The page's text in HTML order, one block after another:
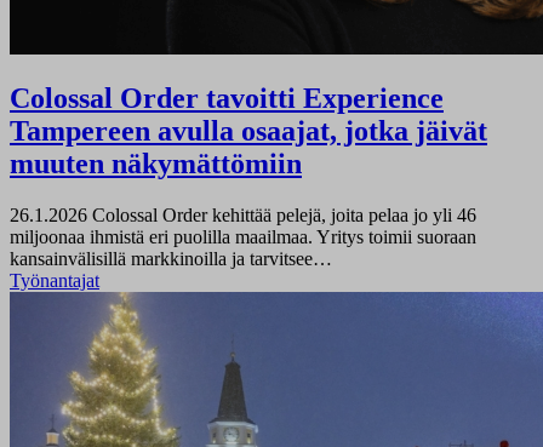
Colossal Order tavoitti Experience
Tampereen avulla osaajat, jotka jäivät
muuten näkymättömiin
26.1.2026 Colossal Order kehittää pelejä, joita pelaa jo yli 46
miljoonaa ihmistä eri puolilla maailmaa. Yritys toimii suoraan
kansainvälisillä markkinoilla ja tarvitsee…
Työnantajat